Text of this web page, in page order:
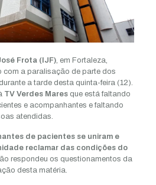
Frota (IJF), em Fortaleza,
com a paralisação de parte dos
a tarde desta quinta-feira (12).
TV Verdes Maresque está faltando
e acompanhantes e faltando
atendidas.
de pacientes se uniram e
reclamar das condições do
respondeu os questionamentos da
desta matéria.